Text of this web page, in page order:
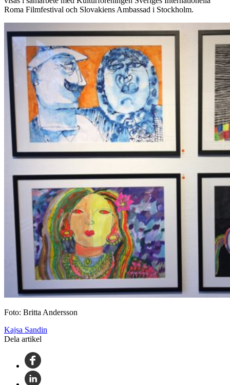
Roma Filmfestival och Slovakiens Ambassad i Stockholm.
Foto: Britta Andersson
Kajsa Sandin
Dela artikel